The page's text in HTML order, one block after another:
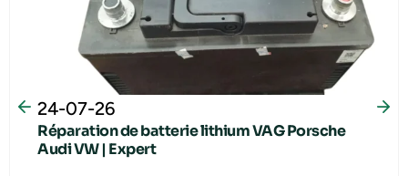
24-07-26
Réparation de batterie lithium VAG Porsche
Audi VW | Expert